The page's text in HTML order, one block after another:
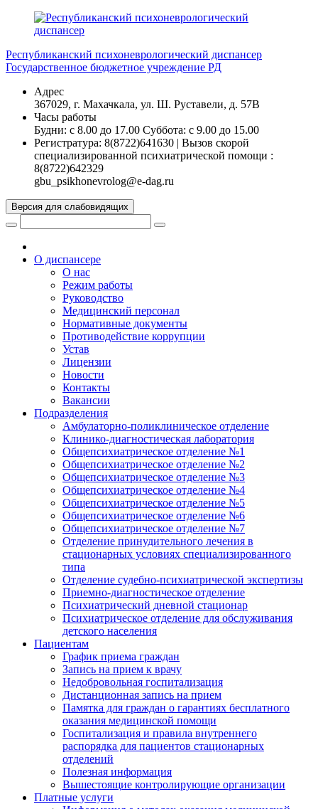
Перейти
Республиканский психоневрологический диспансер
Государственное бюджетное учреждение РД
Адрес
367029, г. Махачкала, ул. Ш. Руставели, д. 57В
Часы работы
Будни: с 8.00 до 17.00 Суббота: с 9.00 до 15.00
Регистратура: 8(8722)641630 | Вызов скорой
специализированной психиатрической помощи :
8(8722)642329
gbu_psikhonevrolog@e-dag.ru
Версия для слабовидящих
О диспансере
О нас
Режим работы
Руководство
Медицинский персонал
Нормативные документы
Противодействие коррупции
Устав
Лицензии
Новости
Контакты
Вакансии
Подразделения
Амбулаторно-поликлиническое отделение
Клинико-диагностическая лаборатория
Общепсихиатрическое отделение №1
Общепсихиатрическое отделение №2
Общепсихиатрическое отделение №3
Общепсихиатрическое отделение №4
Общепсихиатрическое отделение №5
Общепсихиатрическое отделение №6
Общепсихиатрическое отделение №7
Отделение принудительного лечения в
стационарных условиях специализированного
типа
Отделение судебно-психиатрической экспертизы
Приемно-диагностическое отделение
Психиатрический дневной стационар
Психиатрическое отделение для обслуживания
детского населения
Пациентам
График приема граждан
Запись на прием к врачу
Недобровольная госпитализация
Дистанционная запись на прием
Памятка для граждан о гарантиях бесплатного
оказания медицинской помощи
Госпитализация и правила внутреннего
распорядка для пациентов стационарных
отделений
Полезная информация
Вышестоящие контролирующие организации
Платные услуги